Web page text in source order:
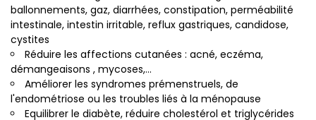
ballonnements, gaz, diarrhées, constipation, perméabilité
intestinale, intestin irritable, reflux gastriques, candidose,
cystites
Réduire les affections cutanées : acné, eczéma,
démangeaisons , mycoses,...
Améliorer les syndromes prémenstruels, de
l'endométriose ou les troubles liés à la ménopause
Equilibrer le diabète, réduire cholestérol et triglycérides